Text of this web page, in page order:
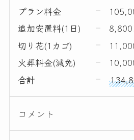
プラン料金
追加安置料(1日)
切り花(1カゴ)
火葬料金(減免)
合計
コメント